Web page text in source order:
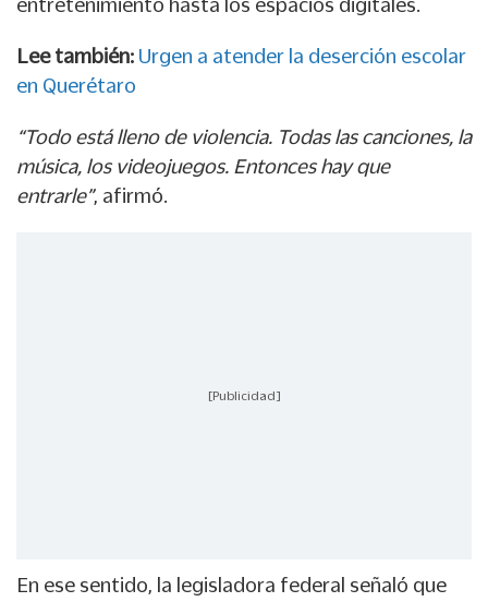
entretenimiento hasta los espacios digitales.
Lee también: Urgen a atender la deserción escolar
en Querétaro
“Todo está lleno de violencia. Todas las canciones, la
música, los videojuegos. Entonces hay que
entrarle”, afirmó.
[Publicidad]
En ese sentido, la legisladora federal señaló que